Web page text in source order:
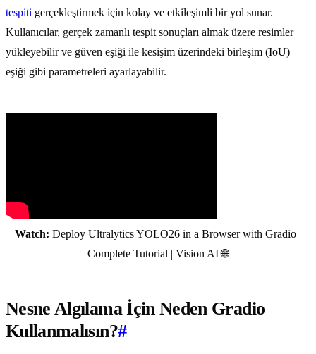
tespiti gerçekleştirmek için kolay ve etkileşimli bir yol sunar.
Kullanıcılar, gerçek zamanlı tespit sonuçları almak üzere resimler
yükleyebilir ve güven eşiği ile kesişim üzerindeki birleşim (IoU)
eşiği gibi parametreleri ayarlayabilir.
Watch: Deploy Ultralytics YOLO26 in a Browser with Gradio |
Complete Tutorial | Vision AI 🌐
Nesne Algılama İçin Neden Gradio
Kullanmalısın?#